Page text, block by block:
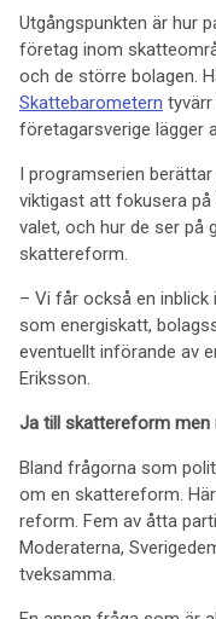
Utgångspunkten är hur
företag inom
och de större bolagen.
Skattebarometern
företagarsverige lägger
I programserien
viktigast att fokusera
valet, och hur de ser på
skattereform.
– Vi får också en inblick
som energiskatt,
eventuellt införande av
Eriksson.
Ja till skattereform men
Bland frågorna som
om en skattereform.
reform. Fem av åtta
Moderaterna,
tveksamma.